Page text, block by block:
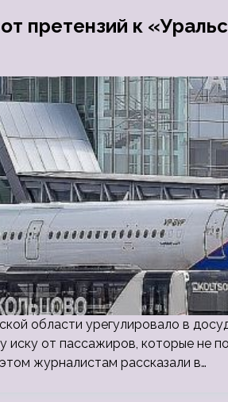
претензий к
области урегулировало в
иску от пассажиров, которые не
журналистам рассказали в…